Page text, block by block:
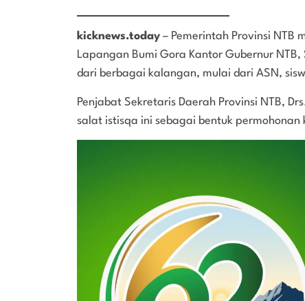
kicknews.today – Pemerintah Provinsi
Lapangan Bumi Gora Kantor Gubernur
dari berbagai kalangan, mulai dari ASN,
Penjabat Sekretaris Daerah Provinsi NTB,
salat istisqa ini sebagai bentuk